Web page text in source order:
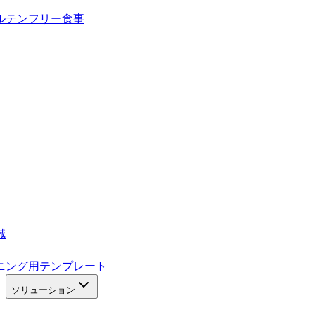
テンフリー食事
ング用テンプレート
ソリューション